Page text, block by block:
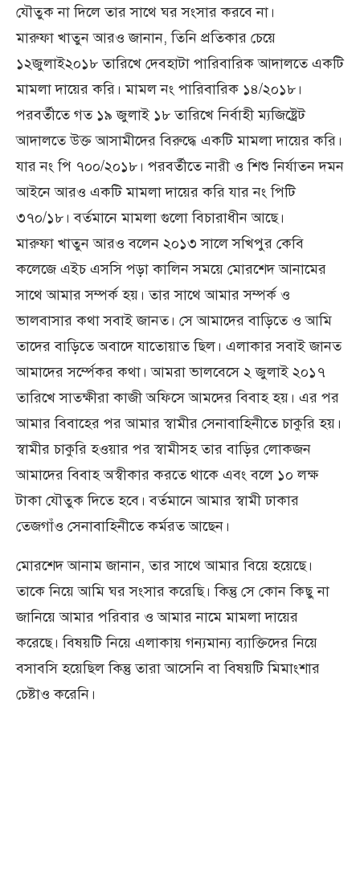
যৌতুক না দিলে তার সাথে ঘর সংসার করবে না।
মারুফা খাতুন আরও জানান, তিনি প্রতিকার চেয়ে
১২জুলাই২০১৮ তারিখে দেবহাটা পারিবারিক আদালতে একটি
মামলা দায়ের করি। মামল নং পারিবারিক ১৪/২০১৮।
পরবর্তীতে গত ১৯ জুলাই ১৮ তারিখে নির্বাহী ম্যজিষ্ট্রেট
আদালতে উক্ত আসামীদের বিরুদ্ধে একটি মামলা দায়ের করি।
যার নং পি ৭০০/২০১৮। পরবর্তীতে নারী ও শিশু নির্যাতন দমন
আইনে আরও একটি মামলা দায়ের করি যার নং পিটি
৩৭০/১৮। বর্তমানে মামলা গুলো বিচারাধীন আছে।
মারুফা খাতুন আরও বলেন ২০১৩ সালে সখিপুর কেবি
কলেজে এইচ এসসি পড়া কালিন সময়ে মোরশেদ আনামের
সাথে আমার সম্পর্ক হয়। তার সাথে আমার সম্পর্ক ও
ভালবাসার কথা সবাই জানত। সে আমাদের বাড়িতে ও আমি
তাদের বাড়িতে অবাদে যাতোয়াত ছিল। এলাকার সবাই জানত
আমাদের সর্ম্পেকর কথা। আমরা ভালবেসে ২ জুলাই ২০১৭
তারিখে সাতক্ষীরা কাজী অফিসে আমদের বিবাহ হয়। এর পর
আমার বিবাহের পর আমার স্বামীর সেনাবাহিনীতে চাকুরি হয়।
স্বামীর চাকুরি হওয়ার পর স্বামীসহ তার বাড়ির লোকজন
আমাদের বিবাহ অস্বীকার করতে থাকে এবং বলে ১০ লক্ষ
টাকা যৌতুক দিতে হবে। বর্তমানে আমার স্বামী ঢাকার
তেজগাঁও সেনাবাহিনীতে কর্মরত আছেন।
মোরশেদ আনাম জানান, তার সাথে আমার বিয়ে হয়েছে।
তাকে নিয়ে আমি ঘর সংসার করেছি। কিন্তু সে কোন কিছু না
জানিয়ে আমার পরিবার ও আমার নামে মামলা দায়ের
করেছে। বিষয়টি নিয়ে এলাকায় গন্যমান্য ব্যাক্তিদের নিয়ে
বসাবসি হয়েছিল কিন্তু তারা আসেনি বা বিষয়টি মিমাংশার
চেষ্টাও করেনি।